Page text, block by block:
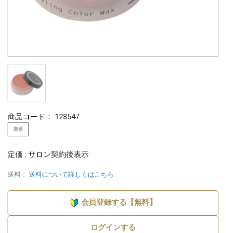
商品コード： 128547
廃番
定価 : サロン契約後表示
送料： 送料について詳しくはこちら
会員登録する【無料】
ログインする